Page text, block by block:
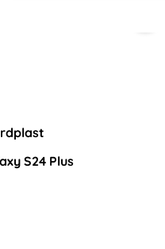
Leopard
S24 Plus